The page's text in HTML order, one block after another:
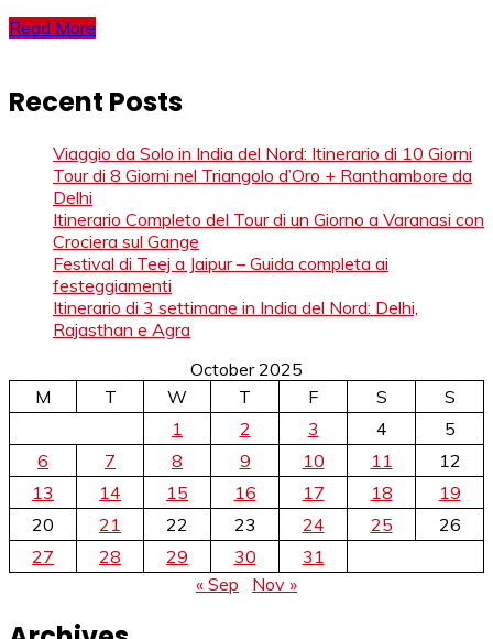
Read More
Recent Posts
Viaggio da Solo in India del Nord: Itinerario di 10 Giorni
Tour di 8 Giorni nel Triangolo d’Oro + Ranthambore da
Delhi
Itinerario Completo del Tour di un Giorno a Varanasi con
Crociera sul Gange
Festival di Teej a Jaipur – Guida completa ai
festeggiamenti
Itinerario di 3 settimane in India del Nord: Delhi,
Rajasthan e Agra
October 2025
M
T W T F S
S
1
2 3 4
5
6
7 8 9 10 11
12
13
14 15 16 17 18
19
20
21 22 23 24 25
26
27
28 29 30
31
« Sep
Nov »